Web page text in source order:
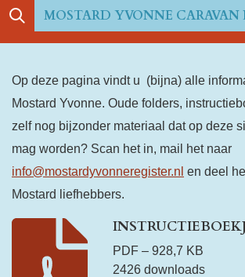
Ga
direct
de
hoofdinhoud
MOSTARD YVONNE CARAVAN
Op deze pagina vindt u (bijna) alle
Mostard Yvonne. Oude folders,
zelf nog bijzonder materiaal dat op deze
mag worden? Scan het in, mail het naar
info@mostardyvonneregister.nl en deel
Mostard liefhebbers.
PDF – 928,7 KB
2426 downloads